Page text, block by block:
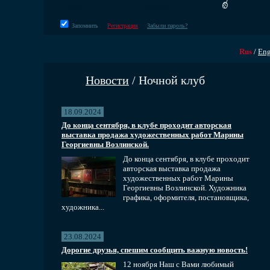
Запомнить Регистрация Забыли пароль?
Rus /
Новости / Ночной клуб
18.09.2024
До конца сентября, в клубе проходит авторская
выставка продажа художественных работ Марины
Георгиевны Возлинской.
До конца сентября, в клубе проходит
авторская выставка продажа
художественных работ Марины
Георгиевны Возлинской. Художника
графика, оформителя, постановщика,
художника...
23.08.2024
Дорогие друзья, спешим сообщить важную новость!
12 ноября Наш с Вами любимый